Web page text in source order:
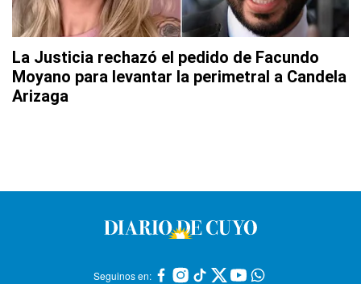
La Justicia rechazó el pedido de Facundo
Moyano para levantar la perimetral a Candela
Arizaga
Seguinos en: